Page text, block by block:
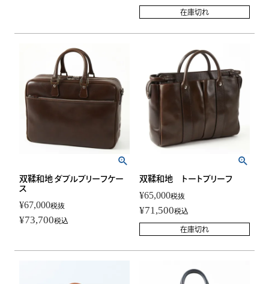
在庫切れ
双鞣和地 ダブルブリーフケー
ス
¥67,000税抜
¥73,700税込
双鞣和地 トートブリーフ
¥65,000税抜
¥71,500税込
在庫切れ